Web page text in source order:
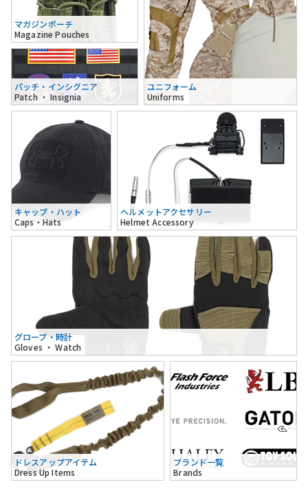
マガジンポーチ
Magazine Pouches
パッチ・インシグニア
Patch ・ Insignia
ユニフォーム
Uniforms
キャップ・ハット
Caps・Hats
ヘルメットアクセサリー
Helmet Accessory
グローブ・時計
Gloves ・ Watch
ドレスアップアイテム
Dress Up Items
ブランド一覧
Brands